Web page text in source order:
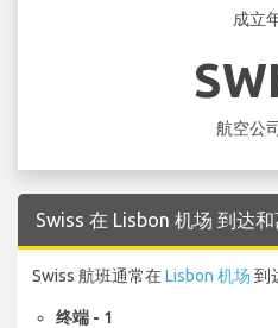
成立
航空公
Swiss 在 Lisbon 机场 到达
Swiss 航班通常在Lisbon 机场 到
终端 - 1